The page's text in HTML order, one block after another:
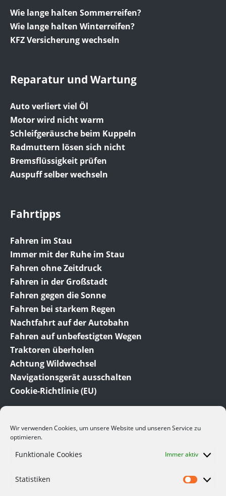
Wir verwenden Cookies, um unsere Website und unseren Service zu
optimieren.
Funktionale Cookies Immer aktiv
Statistiken
Wie lange halten Sommerreifen?
Wie lange halten Winterreifen?
KFZ Versicherung wechseln
Reparatur und Wartung
Auto verliert viel Öl
Motor wird nicht warm
Schleifgeräusche beim Kuppeln
Radmuttern lösen sich nicht
Bremsflüssigkeit prüfen
Auspuff selber wechseln
Fahrtipps
Fahren im Stau
Immer mit der Ruhe im Stau
Fahren ohne Zeitdruck
Fahren in der Großstadt
Fahren gegen die Sonne
Fahren bei starkem Regen
Nachtfahrt auf der Autobahn
Fahren auf unbefestigten Wegen
Traktoren überholen
Achtung Wildwechsel
Navigationsgerät ausschalten
Cookie-Richtlinie (EU)
und Auto Blog. Hier finden Sie viele interessante